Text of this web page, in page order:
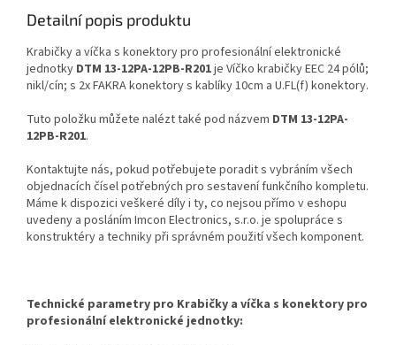
Detailní popis produktu
Krabičky a víčka s konektory pro profesionální elektronické
jednotky DTM 13-12PA-12PB-R201je Víčko krabičky EEC 24 pólů;
nikl/cín; s 2x FAKRA konektory s kablíky 10cm a U.FL(f) konektory.
Tuto položku můžete nalézt také pod názvem DTM 13-12PA-
12PB-R201.
Kontaktujte nás, pokud potřebujete poradit s vybráním všech
objednacích čísel potřebných pro sestavení funkčního kompletu.
Máme k dispozici veškeré díly i ty, co nejsou přímo v eshopu
uvedeny a posláním Imcon Electronics, s.r.o. je spolupráce s
konstruktéry a techniky při správném použití všech komponent.
Technické parametry pro Krabičky a víčka s konektory pro
profesionální elektronické jednotky: